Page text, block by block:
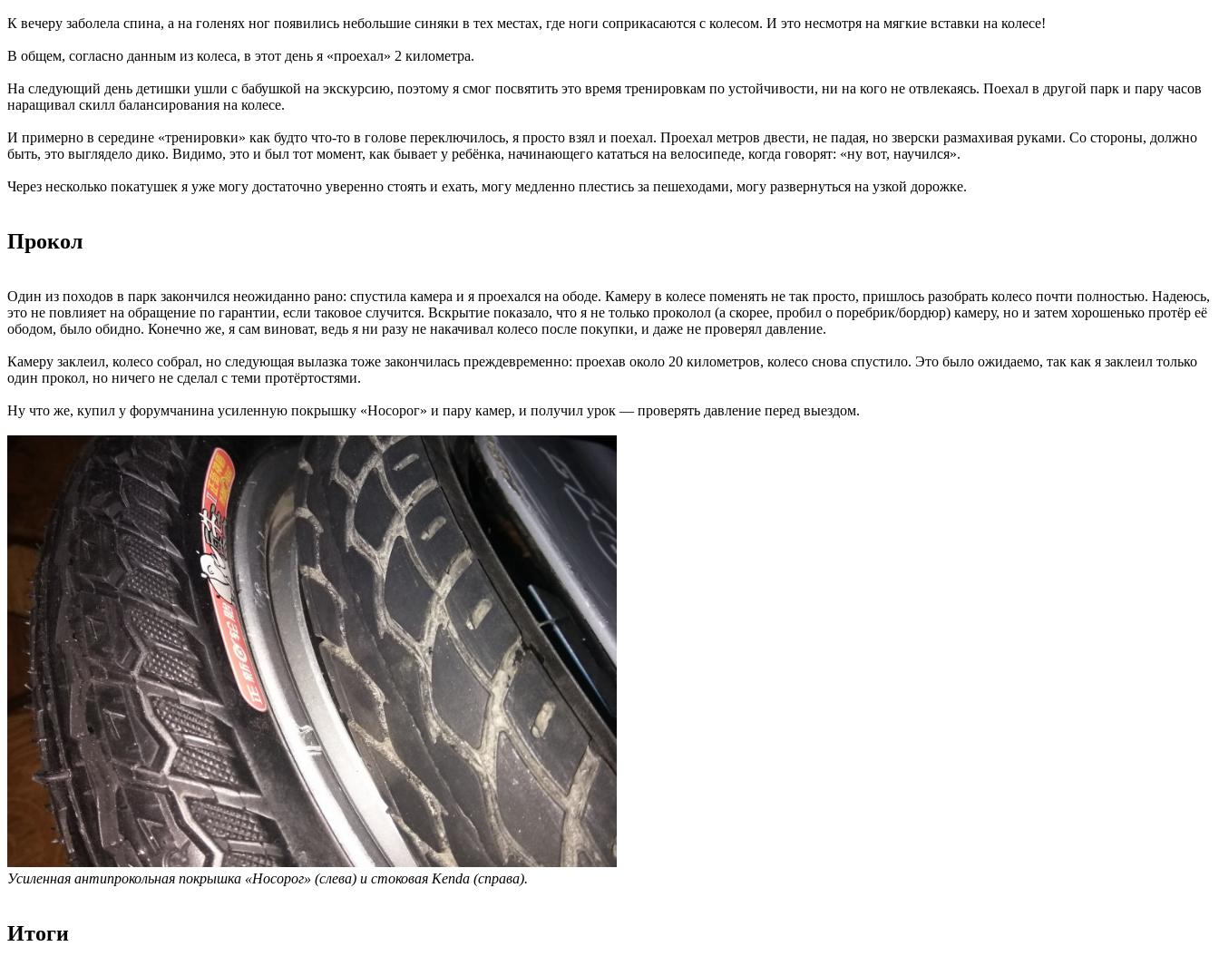
К вечеру заболела спина, а на голенях ног появились небольшие синяки в тех местах, где ноги соприкасаются с колесом. И это несмотря на мягкие вставки на колесе!
В общем, согласно данным из колеса, в этот день я «проехал» 2 километра.
На следующий день детишки ушли с бабушкой на экскурсию, поэтому я смог посвятить это время тренировкам по устойчивости, ни на кого не отвлекаясь. Поехал в другой парк и пару часов
наращивал скилл балансирования на колесе.
И примерно в середине «тренировки» как будто что-то в голове переключилось, я просто взял и поехал. Проехал метров двести, не падая, но зверски размахивая руками. Со стороны, должно
быть, это выглядело дико. Видимо, это и был тот момент, как бывает у ребёнка, начинающего кататься на велосипеде, когда говорят: «ну вот, научился».
Через несколько покатушек я уже могу достаточно уверенно стоять и ехать, могу медленно плестись за пешеходами, могу развернуться на узкой дорожке.
Прокол
Один из походов в парк закончился неожиданно рано: спустила камера и я проехался на ободе. Камеру в колесе поменять не так просто, пришлось разобрать колесо почти полностью. Надеюсь,
это не повлияет на обращение по гарантии, если таковое случится. Вскрытие показало, что я не только проколол (а скорее, пробил о поребрик/бордюр) камеру, но и затем хорошенько протёр её
ободом, было обидно. Конечно же, я сам виноват, ведь я ни разу не накачивал колесо после покупки, и даже не проверял давление.
Камеру заклеил, колесо собрал, но следующая вылазка тоже закончилась преждевременно: проехав около 20 километров, колесо снова спустило. Это было ожидаемо, так как я заклеил только
один прокол, но ничего не сделал с теми протёртостями.
Ну что же, купил у форумчанина усиленную покрышку «Носорог» и пару камер, и получил урок — проверять давление перед выездом.
Усиленная антипрокольная покрышка «Носорог» (слева) и стоковая Kenda (справа).
Итоги